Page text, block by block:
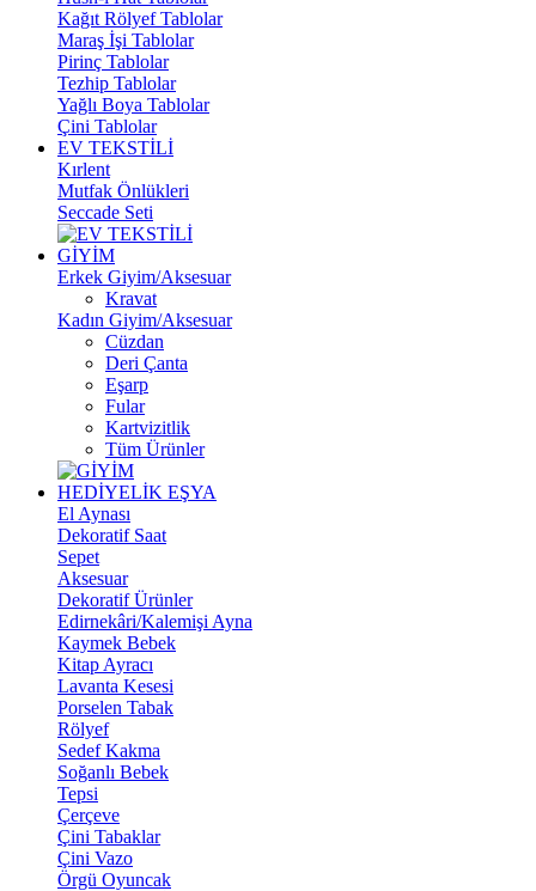
Kağıt Rölyef Tablolar
Maraş İşi Tablolar
Pirinç Tablolar
Tezhip Tablolar
Yağlı Boya Tablolar
Çini Tablolar
EV TEKSTİLİ
Kırlent
Mutfak Önlükleri
Seccade Seti
GİYİM
Erkek Giyim/Aksesuar
Kravat
Kadın Giyim/Aksesuar
Cüzdan
Deri Çanta
Eşarp
Fular
Kartvizitlik
Tüm Ürünler
HEDİYELİK EŞYA
El Aynası
Dekoratif Saat
Sepet
Aksesuar
Dekoratif Ürünler
Edirnekâri/Kalemişi Ayna
Kaymek Bebek
Kitap Ayracı
Lavanta Kesesi
Porselen Tabak
Rölyef
Sedef Kakma
Soğanlı Bebek
Tepsi
Çerçeve
Çini Tabaklar
Çini Vazo
Örgü Oyuncak